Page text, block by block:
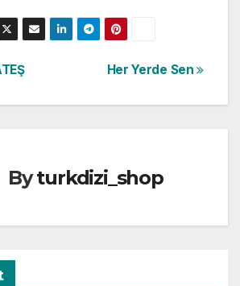
Her Yerde Sen
Byturkdizi_shop